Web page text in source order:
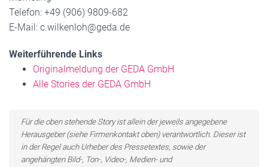
Telefon: +49 (906) 9809-682
E-Mail: c.wilkenloh@geda.de
Weiterführende Links
Originalmeldung der GEDA GmbH
Alle Stories der GEDA GmbH
Für die oben stehende Story ist allein der jeweils angegebene
Herausgeber (siehe Firmenkontakt oben) verantwortlich. Dieser ist
in der Regel auch Urheber des Pressetextes, sowie der
angehängten Bild-, Ton-, Video-, Medien- und